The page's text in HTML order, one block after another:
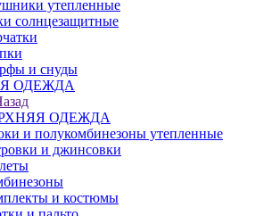
утепленные
солнцезащитные
и снуды
ОДЕЖДА
ОДЕЖДА
и полукомбинезоны утепленные
и джинсовки
и костюмы